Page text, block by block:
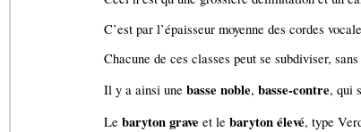
C’est par l’épaisseur moyenne des cordes
Chacune de ces classes peut se subdiviser,
Il y a ainsi une basse noble, basse-contre, qui
Le baryton grave et le baryton élevé, type